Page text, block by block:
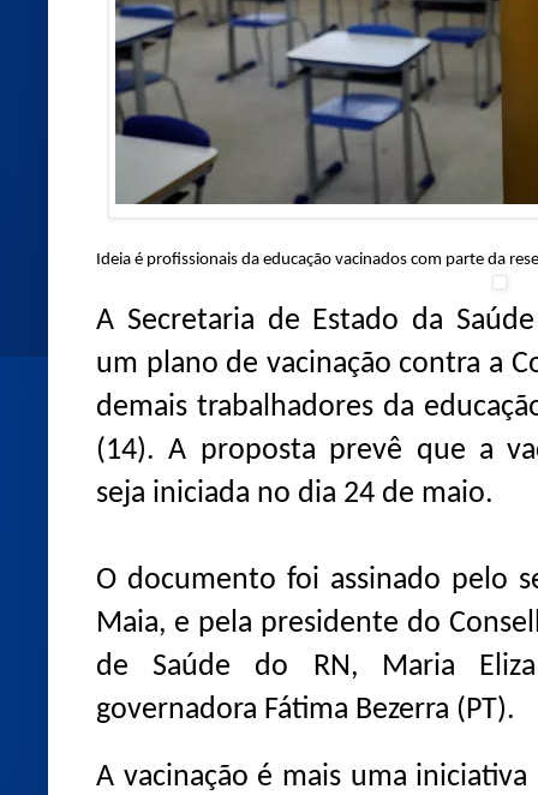
Ideia é profissionais da educação vacinados com parte da
A Secretaria de Estado da
um plano de vacinação contra a
demais trabalhadores da
(14). A proposta prevê que a
seja iniciada no dia 24 de maio.
O documento foi assinado pelo
Maia, e pela presidente do
de Saúde do RN, Maria
governadora Fátima Bezerra (PT).
A vacinação é mais uma